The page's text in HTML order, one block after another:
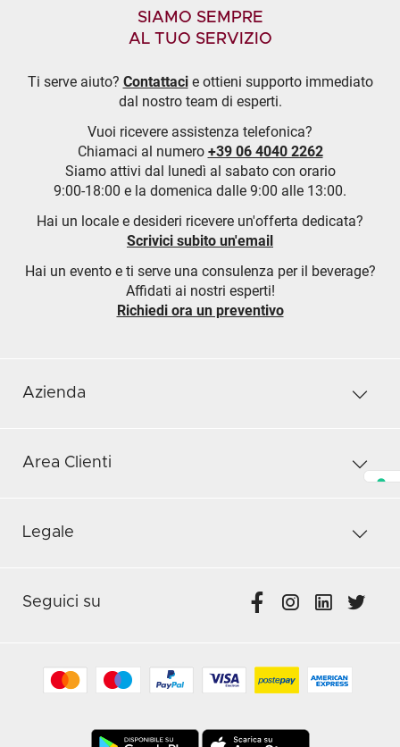
SIAMO SEMPRE
AL TUO SERVIZIO
Ti serve aiuto? Contattacie ottieni supporto immediato
dal nostro team di esperti.
Vuoi ricevere assistenza telefonica?
Chiamaci al numero +39 06 4040 2262
Siamo attivi dal lunedì al sabato con orario
9:00-18:00 e la domenica dalle 9:00 alle 13:00.
Hai un locale e desideri ricevere un'offerta dedicata?
Scrivici subito un'email
Hai un evento e ti serve una consulenza per il beverage?
Affidati ai nostri esperti!
Richiedi ora un preventivo
Azienda
Area Clienti
Legale
Seguici su